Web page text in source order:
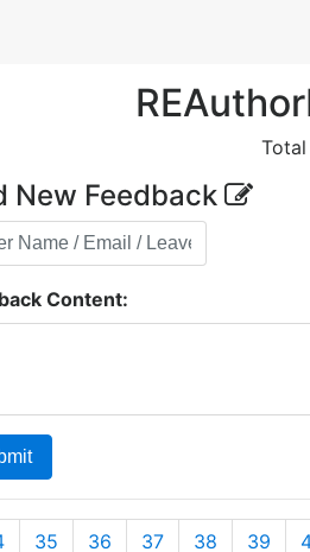
New Feedback
Content:
35 36 37 38 39